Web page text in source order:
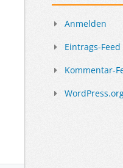
Anmelden
Eintrags-Feed
Kommentar-